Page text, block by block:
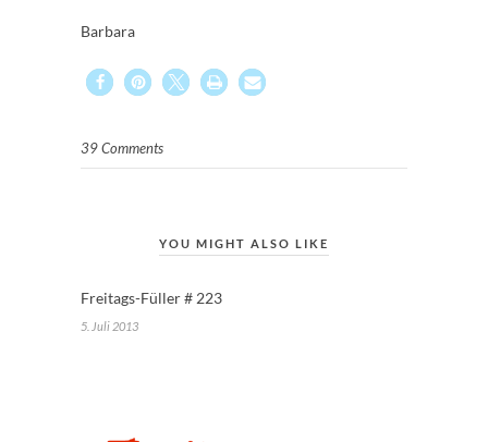
Barbara
39 Comments
YOU MIGHT ALSO LIKE
Freitags-Füller # 223
5. Juli 2013